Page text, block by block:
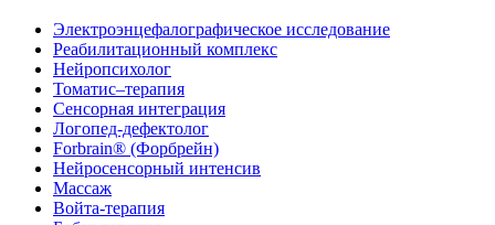
Электроэнцефалографическое исследование
Реабилитационный комплекс
Нейропсихолог
Томатис–терапия
Сенсорная интеграция
Логопед-дефектолог
Forbrain® (Форбрейн)
Нейросенсорный интенсив
Массаж
Войта-терапия